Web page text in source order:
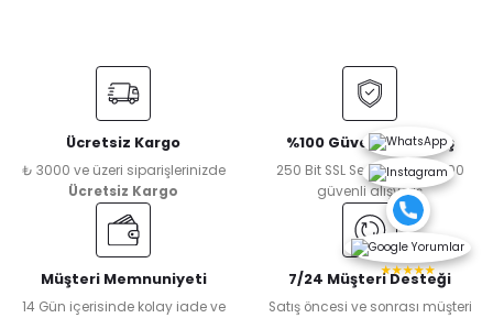
Ücretsiz Kargo
₺ 3000 ve üzeri siparişlerinizde
Ücretsiz Kargo
%100 Güvenli Alışveriş
250 Bit SSL Sertifikası ile %100
güvenli alışveriş
Müşteri Memnuniyeti
14 Gün içerisinde kolay iade ve
7/24 Müşteri Desteği
Satış öncesi ve sonrası müşteri
★★★★★